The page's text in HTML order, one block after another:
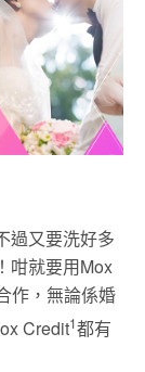
過又要洗好多
咁就要用Mox
作，無論係婚
Credit1都有